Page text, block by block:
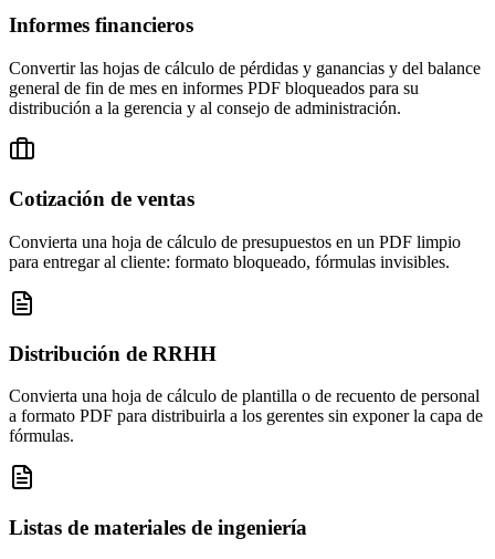
Informes financieros
Convertir las hojas de cálculo de pérdidas y ganancias y del balance
general de fin de mes en informes PDF bloqueados para su
distribución a la gerencia y al consejo de administración.
Cotización de ventas
Convierta una hoja de cálculo de presupuestos en un PDF limpio
para entregar al cliente: formato bloqueado, fórmulas invisibles.
Distribución de RRHH
Convierta una hoja de cálculo de plantilla o de recuento de personal
a formato PDF para distribuirla a los gerentes sin exponer la capa de
fórmulas.
Listas de materiales de ingeniería